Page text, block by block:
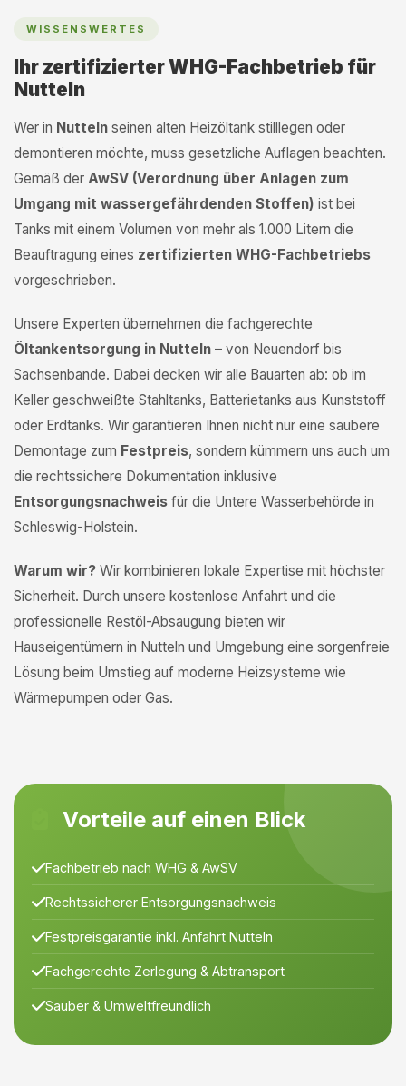
WISSENSWERTES
Ihr zertifizierter WHG-Fachbetrieb für
Nutteln
Wer in Nutteln seinen alten Heizöltank stilllegen oder
demontieren möchte, muss gesetzliche Auflagen beachten.
Gemäß der AwSV (Verordnung über Anlagen zum
Umgang mit wassergefährdenden Stoffen) ist bei
Tanks mit einem Volumen von mehr als 1.000 Litern die
Beauftragung eines zertifizierten WHG-Fachbetriebs
vorgeschrieben.
Unsere Experten übernehmen die fachgerechte
Öltankentsorgung in Nutteln – von Neuendorf bis
Sachsenbande. Dabei decken wir alle Bauarten ab: ob im
Keller geschweißte Stahltanks, Batterietanks aus Kunststoff
oder Erdtanks. Wir garantieren Ihnen nicht nur eine saubere
Demontage zum Festpreis, sondern kümmern uns auch um
die rechtssichere Dokumentation inklusive
Entsorgungsnachweis für die Untere Wasserbehörde in
Schleswig-Holstein.
Warum wir? Wir kombinieren lokale Expertise mit höchster
Sicherheit. Durch unsere kostenlose Anfahrt und die
professionelle Restöl-Absaugung bieten wir
Hauseigentümern in Nutteln und Umgebung eine sorgenfreie
Lösung beim Umstieg auf moderne Heizsysteme wie
Wärmepumpen oder Gas.
Vorteile auf einen Blick
Fachbetrieb nach WHG & AwSV
Rechtssicherer Entsorgungsnachweis
Festpreisgarantie inkl. Anfahrt Nutteln
Fachgerechte Zerlegung & Abtransport
Sauber & Umweltfreundlich